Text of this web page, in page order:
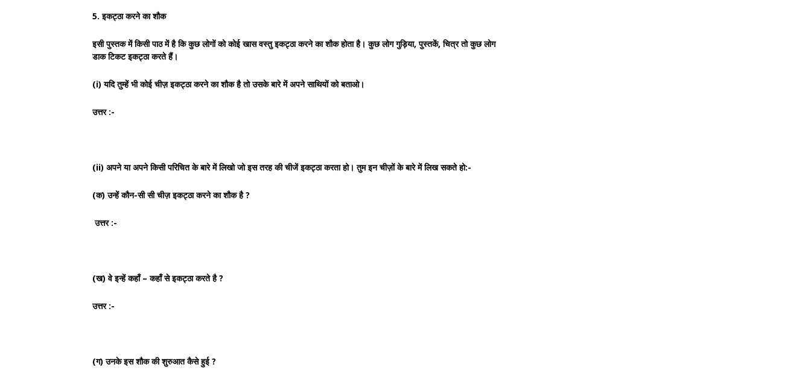
5. इकट्ठा करने का शौक
इसी पुस्तक में किसी पाठ में है कि कुछ लोगों को कोई खास वस्तु इकट्ठा करने का शौक होता है। कुछ लोग गुड़िया, पुस्तकें, चित्र तो कुछ लोग
डाक टिकट इकट्ठा करते हैं।
(i) यदि तुम्हें भी कोई चीज़ इकट्ठा करने का शौक है तो उसके बारे में अपने साथियों को बताओ।
उत्तर :-
(ii) अपने या अपने किसी परिचित के बारे में लिखो जो इस तरह की चीजें इकट्ठा करता हो। तुम इन चीज़ों के बारे में लिख सकते हो:-
(क) उन्हें कौन-सी सी चीज़ इकट्ठा करने का शौक है ?
उत्तर :-
(ख) वे इन्हें कहाँ – कहाँ से इकट्ठा करते है ?
उत्तर :-
(ग) उनके इस शौक की शुरुआत कैसे हुई ?